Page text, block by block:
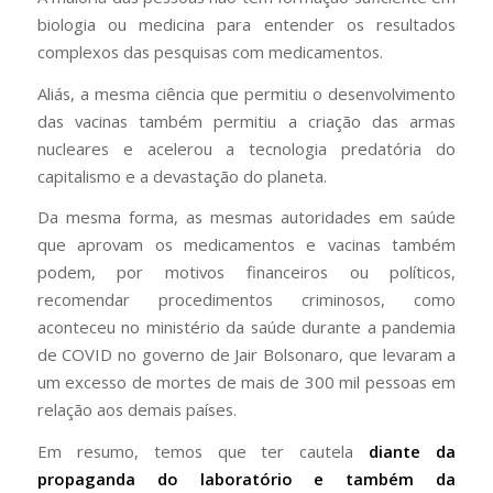
biologia ou medicina para entender os resultados
complexos das pesquisas com medicamentos.
Aliás, a mesma ciência que permitiu o desenvolvimento
das vacinas também permitiu a criação das armas
nucleares e acelerou a tecnologia predatória do
capitalismo e a devastação do planeta.
Da mesma forma, as mesmas autoridades em saúde
que aprovam os medicamentos e vacinas também
podem, por motivos financeiros ou políticos,
recomendar procedimentos criminosos, como
aconteceu no ministério da saúde durante a pandemia
de COVID no governo de Jair Bolsonaro, que levaram a
um excesso de mortes de mais de 300 mil pessoas em
relação aos demais países.
Em resumo, temos que ter cautela diante da
propaganda do laboratório e também da